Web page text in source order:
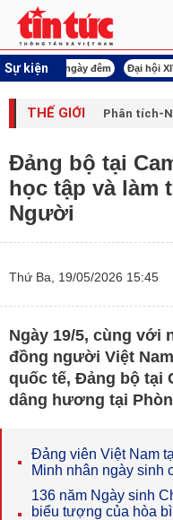
Sự kiện
ngày đêm Đại hội XIV Công
THẾ GIỚI Phân tích-
Đảng bộ tại
học tập và làm
Người
Thứ Ba, 19/05/2026 15:45
Ngày 19/5, cùng với
đồng người Việt
quốc tế, Đảng bộ tại
dâng hương tại
Đảng viên Việt Nam
Minh nhân ngày sinh
136 năm Ngày sinh
biểu tượng của hòa